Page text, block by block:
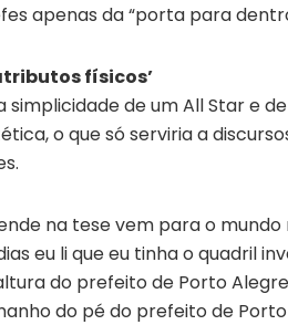
apenas da “porta para
físicos’
de um All Star e
o que só serviria a
na tese vem para o
eu li que eu tinha o quadril
do prefeito de Porto
do pé do prefeito de